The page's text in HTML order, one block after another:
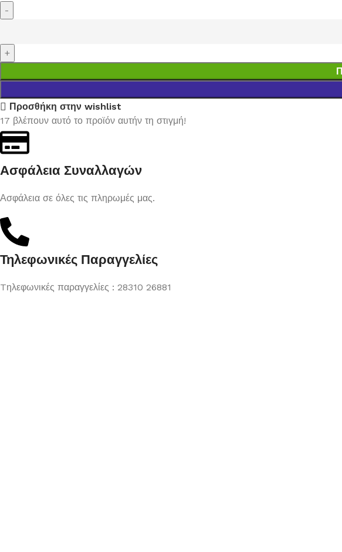
Προσθήκη στην wishlist
17 βλέπουν αυτό το προϊόν αυτήν τη στιγμή!
Ασφάλεια Συναλλαγών
Ασφάλεια σε όλες τις πληρωμές μας.
Τηλεφωνικές Παραγγελίες
Tηλεφωνικές παραγγελίες : 28310 26881